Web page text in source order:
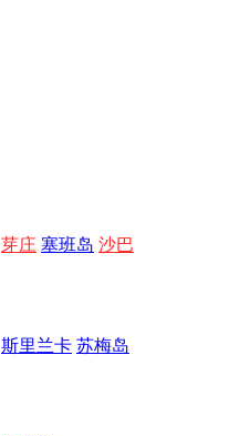
芽庄 塞班岛 沙巴
斯里兰卡 苏梅岛